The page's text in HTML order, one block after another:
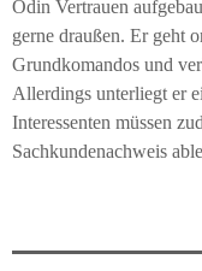
Odin Vertrauen
gerne draußen. Er geht
Grundkomandos und
Allerdings unterliegt er
Interessenten müssen
Sachkundenachweis